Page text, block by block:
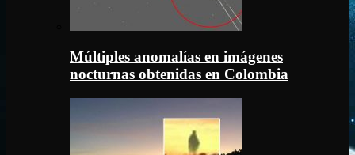
Múltiples anomalías en imágenes
nocturnas obtenidas en Colombia